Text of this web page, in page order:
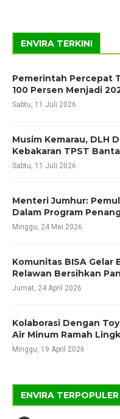
ENVIRA TERKINI
Pemerintah Percepat
100 Persen Menjadi
Sabtu, 11 Juli 2026
Musim Kemarau, DLH
Kebakaran TPST
Sabtu, 11 Juli 2026
Menteri Jumhur:
Dalam Program
Minggu, 24 Mei 2026
Komunitas BISA Gelar
Relawan Bersihkan
Jumat, 24 April 2026
Kolaborasi Dengan
Air Minum Ramah
Minggu, 19 April 2026
ENVIRA TERPOPULER